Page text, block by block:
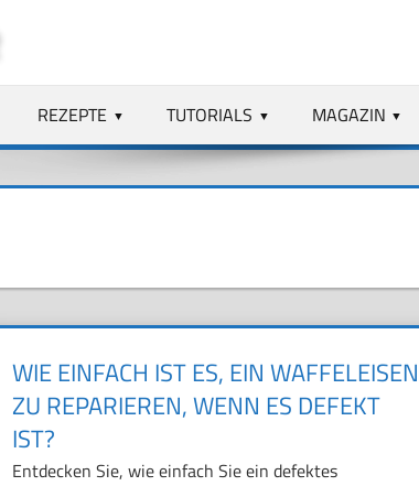
REZEPTE TUTORIALS MAGAZIN
WIE EINFACH IST ES, EIN WAFFELEISEN
ZU REPARIEREN, WENN ES DEFEKT
IST?
Entdecken Sie, wie einfach Sie ein defektes